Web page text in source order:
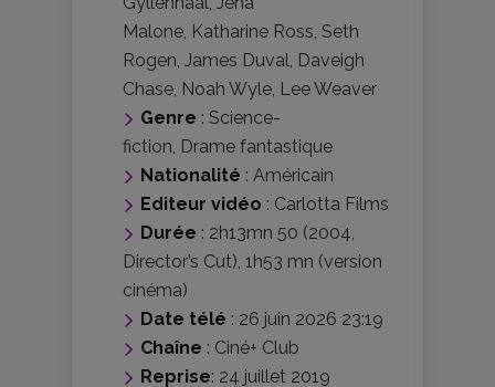
Malone, Katharine Ross, Seth
Rogen, James Duval, Daveigh
Chase, Noah Wyle, Lee Weaver
Genre : Science-
fiction, Drame fantastique
Nationalité : Américain
Editeur vidéo : Carlotta Films
Durée : 2h13mn 50 (2004,
Director’s Cut), 1h53 mn (version
cinéma)
Date télé : 26 juin 2026 23:19
Chaîne : Ciné+ Club
Reprise: 24 juillet 2019